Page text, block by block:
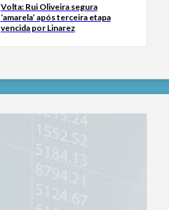
Volta: Rui Oliveira segura
‘amarela’ após terceira etapa
vencida por Linarez